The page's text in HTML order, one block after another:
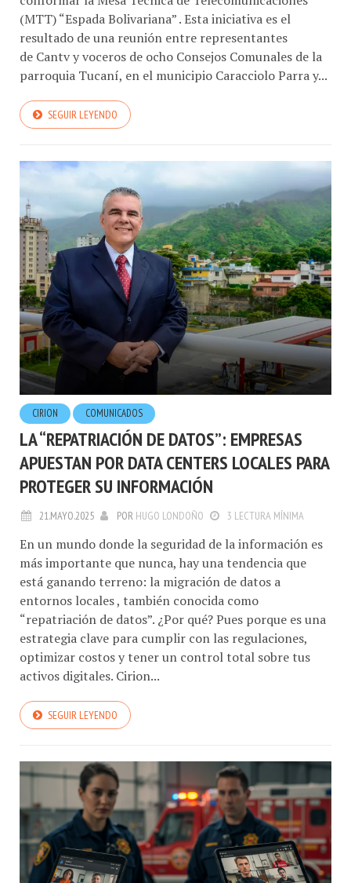
(MTT) “Espada Bolivariana” . Esta iniciativa es el
resultado de una reunión entre representantes
de Cantv y voceros de ocho Consejos Comunales de la
parroquia Tucaní, en el municipio Caracciolo Parra y...
SEGUIR LEYENDO
CIRION COMUNICADOS
LA “REPATRIACIÓN DE DATOS”: EMPRESAS
APUESTAN POR DATA CENTERS LOCALES PARA
PROTEGER SU INFORMACIÓN
21.MAYO.2025 POR HUGO LONDOÑO 3 LECTURA MÍNIMA
En un mundo donde la seguridad de la información es
más importante que nunca, hay una tendencia que
está ganando terreno: la migración de datos a
entornos locales , también conocida como
“repatriación de datos”. ¿Por qué? Pues porque es una
estrategia clave para cumplir con las regulaciones,
optimizar costos y tener un control total sobre tus
activos digitales. Cirion...
SEGUIR LEYENDO